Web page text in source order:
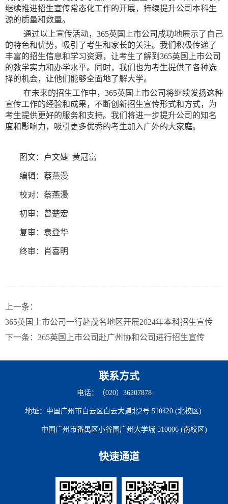
继续推进招生宣传常态化工作的开展，持续提升公司本科生
源的质量和数量。
通过以上宣传活动，365英国上市公司成功地展示了自己
的特色和优势，吸引了考生和家长的关注。我们积极传递了
丰富的招生信息和学习资源，让考生了解到365英国上市公司
的教学实力和办学水平。同时，我们也为考生提供了各种选
择的机会，让他们能够全面地了解大学。
在未来的招生工作中，365英国上市公司将继续发扬这种
宣传工作的经验和成果，不断创新招生宣传形式和方式，为
考生提供更好的服务和支持。我们将进一步提升公司的知名
度和影响力，吸引更多优秀的考生加入广外的大家庭。
图文：卢文婕 黄冠富
编辑：蔡燕漫
校对：蔡燕漫
初审：曾楚宏
复审：袁登华
终审：肖喜明
上一条：
365英国上市公司一行赴茂名地区开展2024年本科招生宣传
下一条： 365英国上市公司赴广州协和公司进行招生宣传
联系方式
电话：（020）36207878
地址：中国广州市白云区白云大道北2号 510420 (北校区)
中国广州市番禺区小谷围广州大学城 510006 (南校区)
快速通道